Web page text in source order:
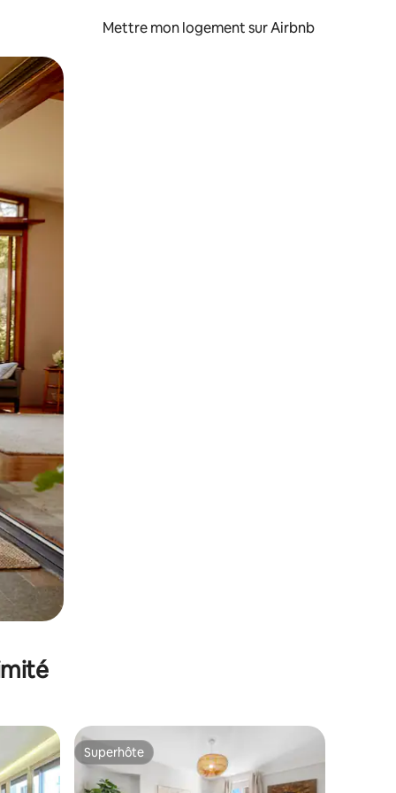
Mettre mon logement sur Airbnb
glisser.
Superhôte
Superhôte